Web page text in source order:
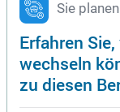
Sie
Erfahren
wechseln
zu diesen